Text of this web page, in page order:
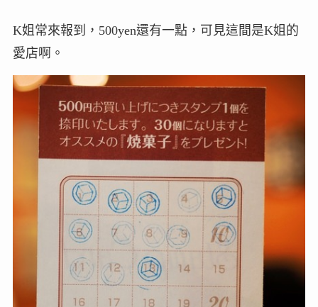
K姐常來報到，500yen還有一點，可見這間是K姐的
愛店啊。